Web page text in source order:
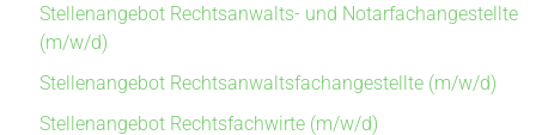
Stellenangebot Rechtsanwalts- und Notarfachangestellte
(m/w/d)
Stellenangebot Rechtsanwaltsfachangestellte (m/w/d)
Stellenangebot Rechtsfachwirte (m/w/d)